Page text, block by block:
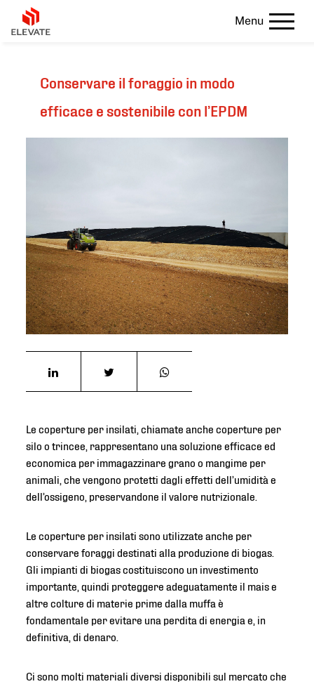
Menu
Conservare il foraggio in modo
efficace e sostenibile con l’EPDM
Le coperture per insilati, chiamate anche coperture per
silo o trincee, rappresentano una soluzione efficace ed
economica per immagazzinare grano o mangime per
animali, che vengono protetti dagli effetti dell’umidità e
dell’ossigeno, preservandone il valore nutrizionale.
Le coperture per insilati sono utilizzate anche per
conservare foraggi destinati alla produzione di biogas.
Gli impianti di biogas costituiscono un investimento
importante, quindi proteggere adeguatamente il mais e
altre colture di materie prime dalla muffa è
fondamentale per evitare una perdita di energia e, in
definitiva, di denaro.
Ci sono molti materiali diversi disponibili sul mercato che